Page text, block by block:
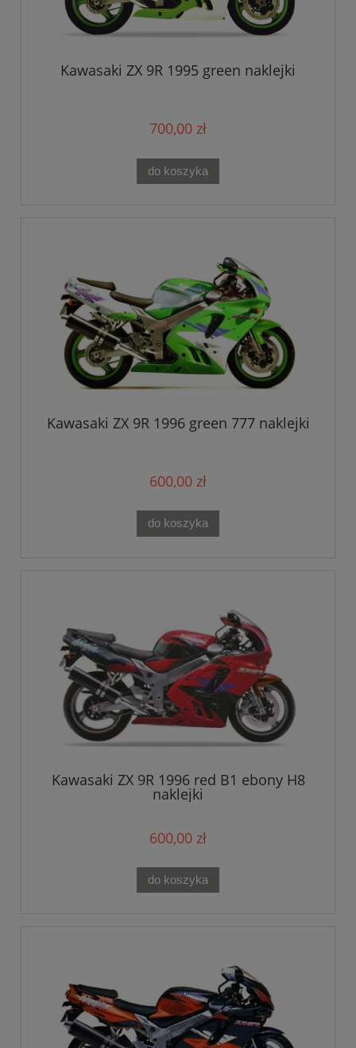
Kawasaki ZX 9R 1995 green naklejki
700,00 zł
do koszyka
Kawasaki ZX 9R 1996 green 777 naklejki
600,00 zł
do koszyka
Kawasaki ZX 9R 1996 red B1 ebony H8
naklejki
600,00 zł
do koszyka